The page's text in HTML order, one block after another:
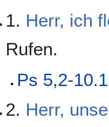
1. Herr, ich
Rufen.
Ps 5,2-
2. Herr,